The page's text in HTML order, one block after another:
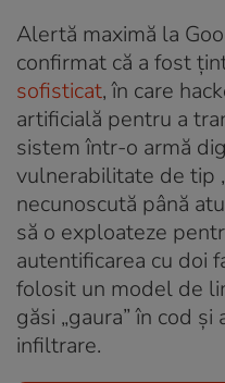
Alertă maximă la
confirmat că a fost
sofisticat, în care
artificială pentru a
sistem într-o armă
vulnerabilitate de tip
necunoscută până
să o exploateze
autentificarea cu doi
folosit un model de
găsi „gaura” în cod
infiltrare.